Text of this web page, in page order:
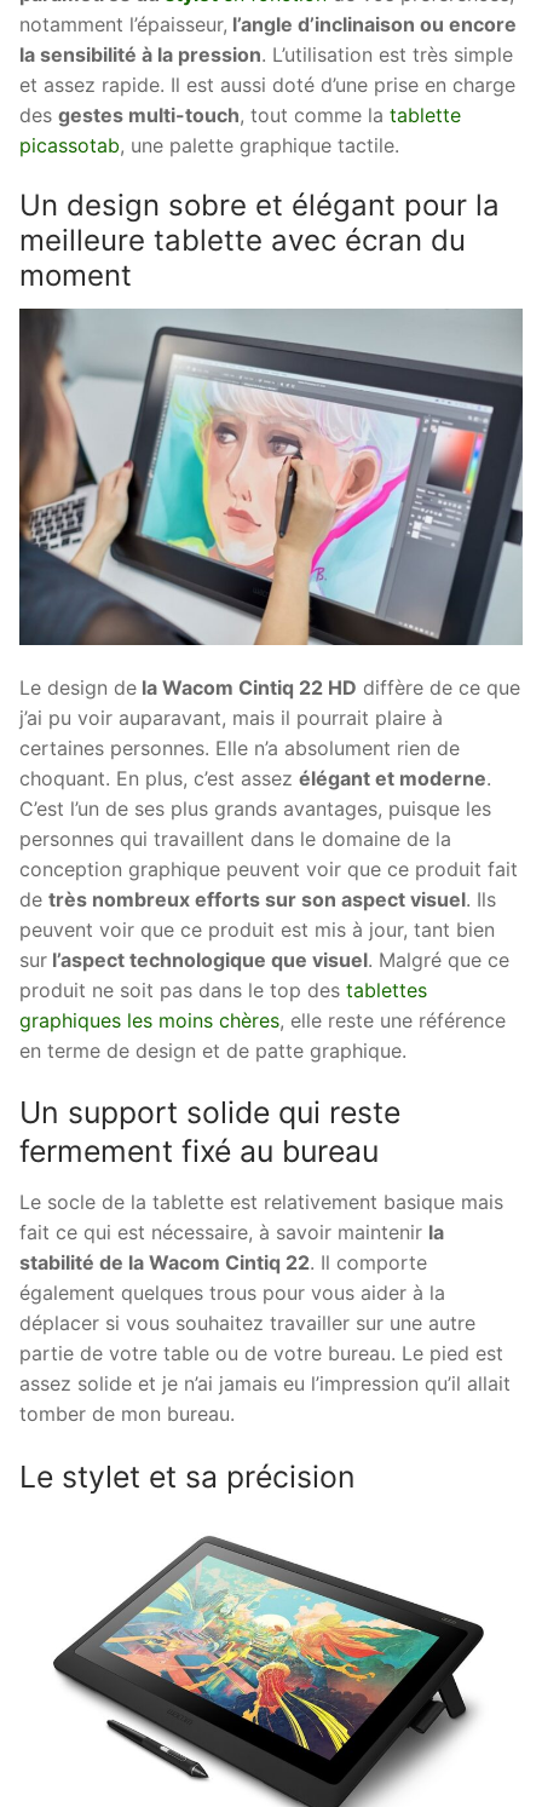
notamment l’épaisseur, l’angle d’inclinaison ou encore
la sensibilité à la pression. L’utilisation est très simple
et assez rapide. Il est aussi doté d’une prise en charge
des gestes multi-touch, tout comme la tablette
picassotab, une palette graphique tactile.
Un design sobre et élégant pour la
meilleure tablette avec écran du
moment
Le design de la Wacom Cintiq 22 HD diffère de ce que
j’ai pu voir auparavant, mais il pourrait plaire à
certaines personnes. Elle n’a absolument rien de
choquant. En plus, c’est assez élégant et moderne.
C’est l’un de ses plus grands avantages, puisque les
personnes qui travaillent dans le domaine de la
conception graphique peuvent voir que ce produit fait
de très nombreux efforts sur son aspect visuel. Ils
peuvent voir que ce produit est mis à jour, tant bien
sur l’aspect technologique que visuel. Malgré que ce
produit ne soit pas dans le top des tablettes
graphiques les moins chères, elle reste une référence
en terme de design et de patte graphique.
Un support solide qui reste
fermement fixé au bureau
Le socle de la tablette est relativement basique mais
fait ce qui est nécessaire, à savoir maintenir la
stabilité de la Wacom Cintiq 22. Il comporte
également quelques trous pour vous aider à la
déplacer si vous souhaitez travailler sur une autre
partie de votre table ou de votre bureau. Le pied est
assez solide et je n’ai jamais eu l’impression qu’il allait
tomber de mon bureau.
Le stylet et sa précision